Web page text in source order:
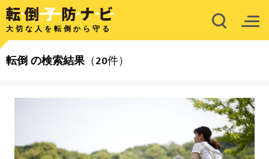
大切な人を転倒から守る
転倒 の検索結果 （20件）